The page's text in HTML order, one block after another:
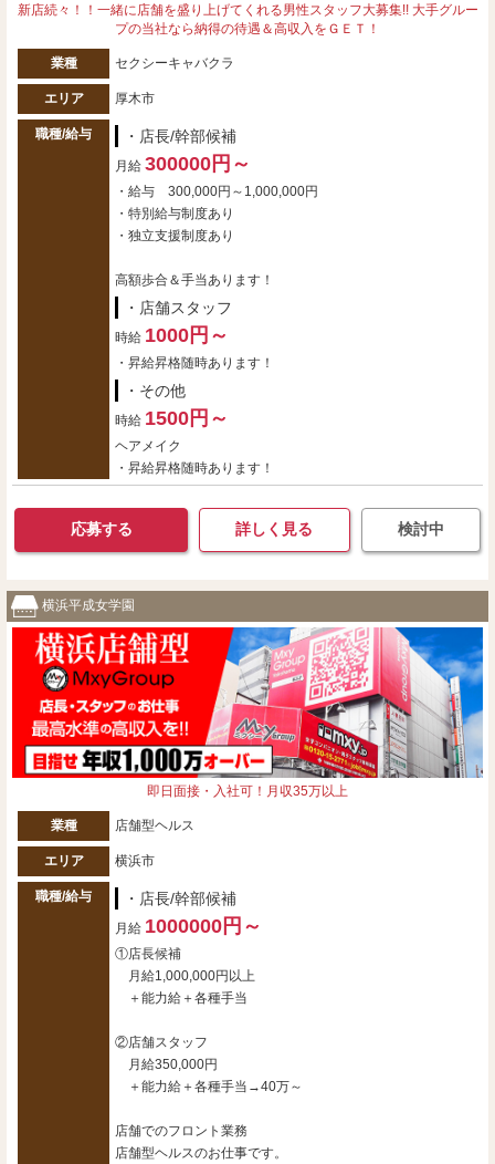
新店続々！！一緒に店舗を盛り上げてくれる男性スタッフ大募集!! 大手グルー
プの当社なら納得の待遇＆高収入をＧＥＴ！
業種 セクシーキャバクラ
エリア 厚木市
職種/給与 ・店長/幹部候補
月給 300000円～
・給与 300,000円～1,000,000円
・特別給与制度あり
・独立支援制度あり
高額歩合＆手当あります！
・店舗スタッフ
時給 1000円～
・昇給昇格随時あります！
・その他
時給 1500円～
ヘアメイク
・昇給昇格随時あります！
応募する 詳しく見る 検討中
横浜平成女学園
即日面接・入社可！月収35万以上
業種 店舗型ヘルス
エリア 横浜市
職種/給与 ・店長/幹部候補
月給 1000000円～
①店長候補
月給1,000,000円以上
＋能力給＋各種手当
②店舗スタッフ
月給350,000円
＋能力給＋各種手当→40万～
店舗でのフロント業務
店舗型ヘルスのお仕事です。